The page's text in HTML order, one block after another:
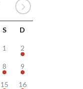
S D
1 2
8 9
15 16